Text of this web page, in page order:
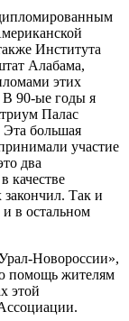
Института
Алабама,
этих
В 90-ые годы я
Палас
Эта большая
участие
два
качестве
Так и
в остальном
Новороссии»,
помощь жителям
этой